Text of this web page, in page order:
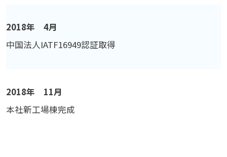
2018年 4月
中国法人IATF16949認証取得
2018年 11月
本社新工場棟完成